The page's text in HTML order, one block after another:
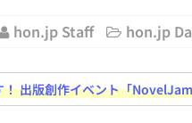
8月2日 ] EUが生成AIコンテンツの識
8月1日 ] 文科省、プログラミング教
hon.jp Staff hon.jp
！ 出版創作イベント「